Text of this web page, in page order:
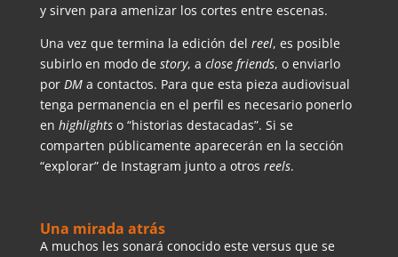
y sirven para amenizar los cortes entre escenas.
Una vez que termina la edición del reel, es posible
subirlo en modo de story, a close friends, o enviarlo
por DMa contactos. Para que esta pieza audiovisual
tenga permanencia en el perfil es necesario ponerlo
en highlightso “historias destacadas”. Si se
comparten públicamente aparecerán en la sección
“explorar” de Instagram junto a otros reels.
Una mirada atrás
A muchos les sonará conocido este versus que se